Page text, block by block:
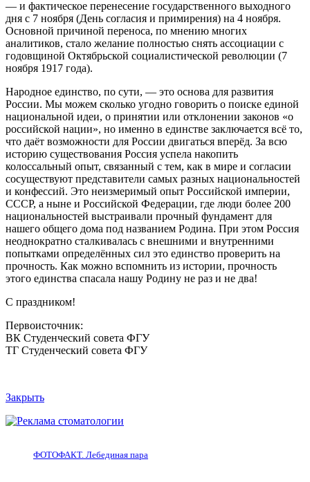
— и фактическое перенесение государственного выходного
дня с 7 ноября (День согласия и примирения) на 4 ноября.
Основной причиной переноса, по мнению многих
аналитиков, стало желание полностью снять ассоциации с
годовщиной Октябрьской социалистической революции (7
ноября 1917 года).
Народное единство, по сути, — это основа для развития
России. Мы можем сколько угодно говорить о поиске единой
национальной идеи, о принятии или отклонении законов «о
российской нации», но именно в единстве заключается всё то,
что даёт возможности для России двигаться вперёд. За всю
историю существования Россия успела накопить
колоссальный опыт, связанный с тем, как в мире и согласии
сосуществуют представители самых разных национальностей
и конфессий. Это неизмеримый опыт Российской империи,
СССР, а ныне и Российской Федерации, где люди более 200
национальностей выстраивали прочный фундамент для
нашего общего дома под названием Родина. При этом Россия
неоднократно сталкивалась с внешними и внутренними
попытками определённых сил это единство проверить на
прочность. Как можно вспомнить из истории, прочность
этого единства спасала нашу Родину не раз и не два!
С праздником!
Первоисточник:
ВК Студенческий совета ФГУ
ТГ Студенческий совета ФГУ
Закрыть
ФОТОФАКТ. Лебединая пара